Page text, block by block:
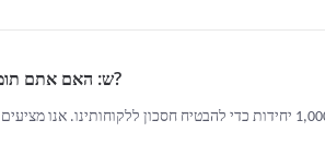
2. ש: האם אתם תומכים בהטבעה של מתכת בקבוצות קטנות?